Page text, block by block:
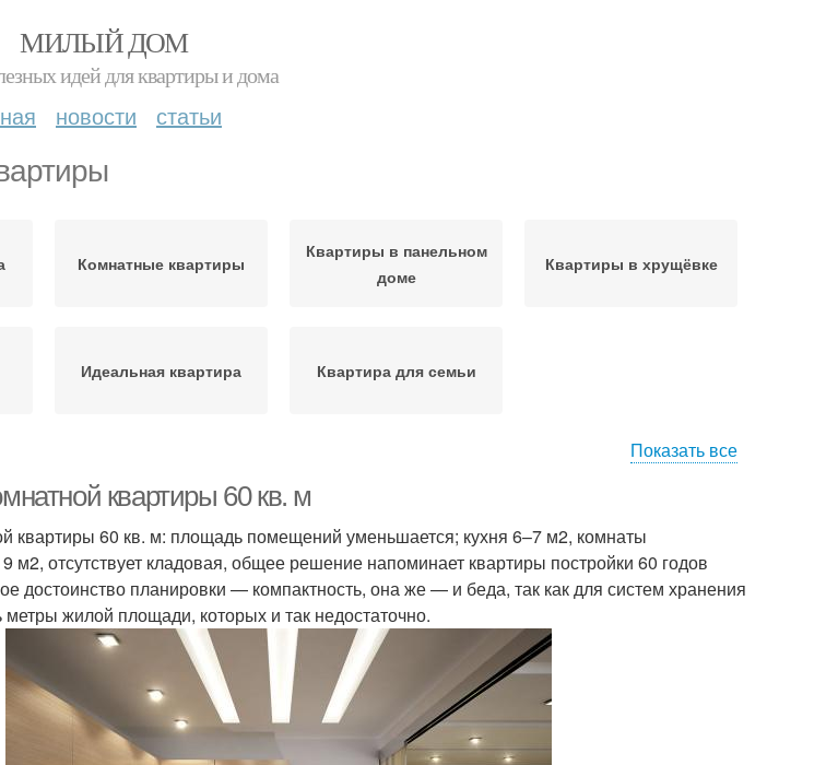
МИЛЫЙ ДОМ
идей для квартиры и дома
новости статьи
Комнатные квартиры
Квартиры в панельном
доме
Квартиры в хрущёвке
Идеальная квартира Квартира для семьи
Показать все
квартиры 60 кв. м
квартиры 60 кв. м: площадь помещений уменьшается; кухня 6–7 м2, комнаты
м2, отсутствует кладовая, общее решение напоминает квартиры постройки 60 годов
достоинство планировки — компактность, она же — и беда, так как для систем хранения
метры жилой площади, которых и так недостаточно.